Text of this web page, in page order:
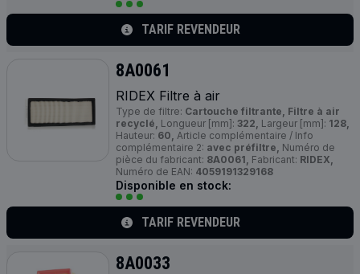
TARIF REVENDEUR
8A0061
RIDEX Filtre à air
Type de filtre: Cartouche filtrante, Filtre à air
recyclé, Longueur [mm]: 322, Largeur [mm]: 128,
Hauteur: 60, Article complémentaire / Info
complémentaire 2: avec préfiltre, Numéro de
pièce du fabricant: 8A0061, Fabricant: RIDEX,
Numéro de EAN: 4059191329168
Disponible en stock:
TARIF REVENDEUR
8A0033